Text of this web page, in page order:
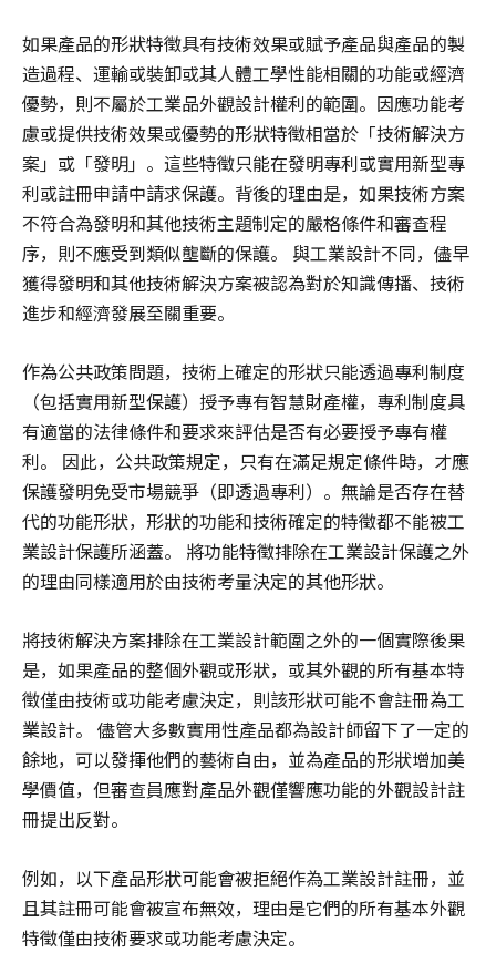
如果產品的形狀特徵具有技術效果或賦予產品與產品的製
造過程、運輸或裝卸或其人體工學性能相關的功能或經濟
優勢，則不屬於工業品外觀設計權利的範圍。因應功能考
慮或提供技術效果或優勢的形狀特徵相當於「技術解決方
案」或「發明」。這些特徵只能在發明專利或實用新型專
利或註冊申請中請求保護。背後的理由是，如果技術方案
不符合為發明和其他技術主題制定的嚴格條件和審查程
序，則不應受到類似壟斷的保護。 與工業設計不同，儘早
獲得發明和其他技術解決方案被認為對於知識傳播、技術
進步和經濟發展至關重要。
作為公共政策問題，技術上確定的形狀只能透過專利制度
（包括實用新型保護）授予專有智慧財產權，專利制度具
有適當的法律條件和要求來評估是否有必要授予專有權
利。 因此，公共政策規定，只有在滿足規定條件時，才應
保護發明免受市場競爭（即透過專利）。無論是否存在替
代的功能形狀，形狀的功能和技術確定的特徵都不能被工
業設計保護所涵蓋。 將功能特徵排除在工業設計保護之外
的理由同樣適用於由技術考量決定的其他形狀。
將技術解決方案排除在工業設計範圍之外的一個實際後果
是，如果產品的整個外觀或形狀，或其外觀的所有基本特
徵僅由技術或功能考慮決定，則該形狀可能不會註冊為工
業設計。 儘管大多數實用性產品都為設計師留下了一定的
餘地，可以發揮他們的藝術自由，並為產品的形狀增加美
學價值，但審查員應對產品外觀僅響應功能的外觀設計註
冊提出反對。
例如，以下產品形狀可能會被拒絕作為工業設計註冊，並
且其註冊可能會被宣布無效，理由是它們的所有基本外觀
特徵僅由技術要求或功能考慮決定。